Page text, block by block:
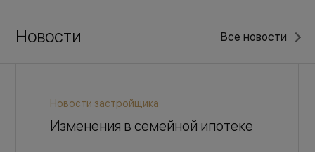
Новости Все новости
Новости застройщика
Изменения в семейной ипотеке